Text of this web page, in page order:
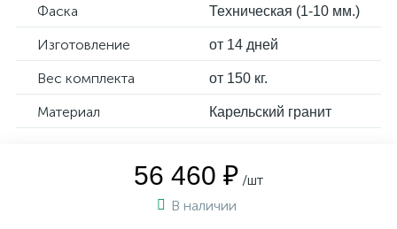
Фаска Техническая (1-10 мм.)
Изготовление от 14 дней
Вес комплекта от 150 кг.
Материал Карельский гранит
56 460 ₽ /шт
В наличии